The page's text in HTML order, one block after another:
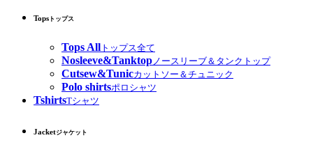
Tops トップス
Tops All トップス全て
Nosleeve&Tanktopノースリーブ＆タンクトップ
Cutsew&Tunicカットソー＆チュニック
Polo shirtsポロシャツ
TshirtsTシャツ
Jacketジャケット